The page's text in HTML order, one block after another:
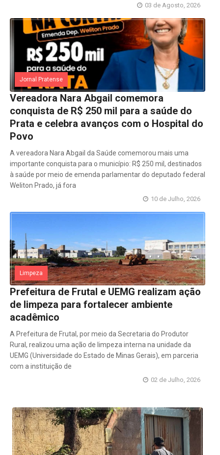
03 de Agosto, 2026
Jornal Pratense
Vereadora Nara Abgail comemora
conquista de R$ 250 mil para a saúde do
Prata e celebra avanços com o Hospital do
Povo
A vereadora Nara Abgail da Saúde comemorou mais uma
importante conquista para o município: R$ 250 mil, destinados
à saúde por meio de emenda parlamentar do deputado federal
Weliton Prado, já fora
10 de Julho, 2026
Limpeza
Prefeitura de Frutal e UEMG realizam ação
de limpeza para fortalecer ambiente
acadêmico
A Prefeitura de Frutal, por meio da Secretaria do Produtor
Rural, realizou uma ação de limpeza interna na unidade da
UEMG (Universidade do Estado de Minas Gerais), em parceria
com a instituição de
02 de Julho, 2026